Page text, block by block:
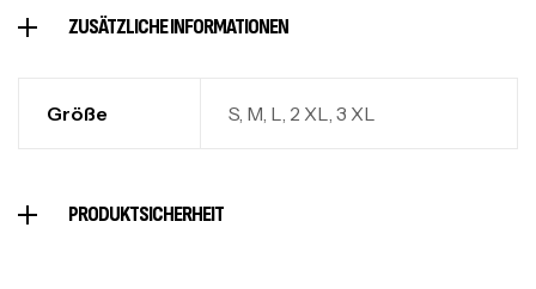
ZUSÄTZLICHE INFORMATIONEN
Größe S, M, L, 2 XL, 3 XL
PRODUKTSICHERHEIT